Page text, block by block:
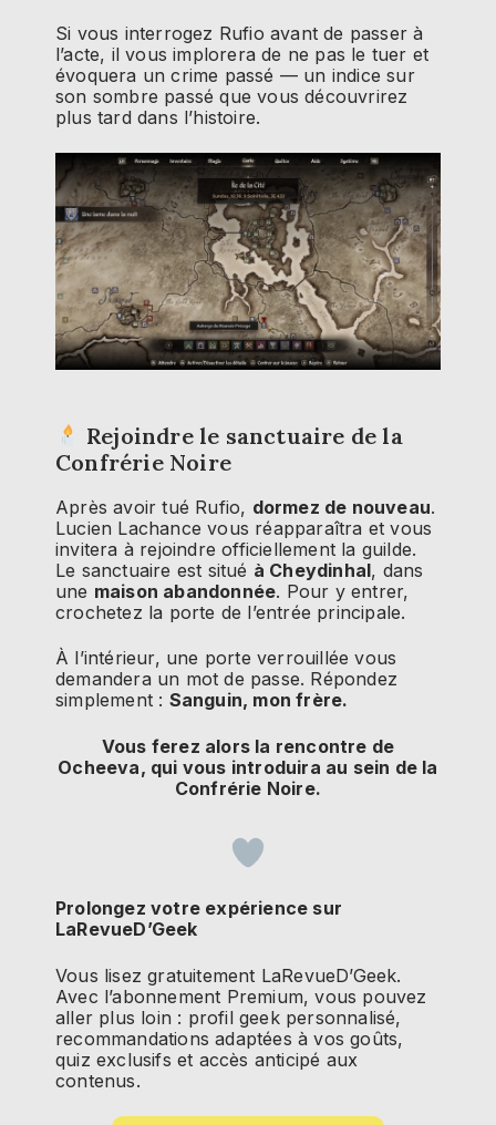
Si vous interrogez Rufio avant de passer à
l’acte, il vous implorera de ne pas le tuer et
évoquera un crime passé — un indice sur
son sombre passé que vous découvrirez
plus tard dans l’histoire.
Rejoindre le sanctuaire de la
Confrérie Noire
Après avoir tué Rufio, dormez de nouveau.
Lucien Lachance vous réapparaîtra et vous
invitera à rejoindre officiellement la guilde.
Le sanctuaire est situé à Cheydinhal, dans
une maison abandonnée. Pour y entrer,
crochetez la porte de l’entrée principale.
À l’intérieur, une porte verrouillée vous
demandera un mot de passe. Répondez
simplement : Sanguin, mon frère.
Vous ferez alors la rencontre de
Ocheeva, qui vous introduira au sein de la
Confrérie Noire.
Prolongez votre expérience sur
LaRevueD’Geek
Vous lisez gratuitement LaRevueD’Geek.
Avec l’abonnement Premium, vous pouvez
aller plus loin : profil geek personnalisé,
recommandations adaptées à vos goûts,
quiz exclusifs et accès anticipé aux
contenus.